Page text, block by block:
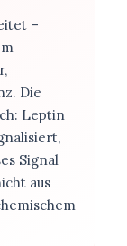
–
Die
Leptin
Signal
aus